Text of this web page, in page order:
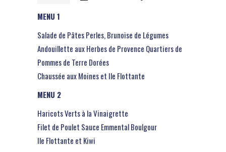
MENU 1
Salade de Pâtes Perles, Brunoise de Légumes
Andouillette aux Herbes de Provence Quartiers de
Pommes de Terre Dorées
Chaussée aux Moines et Ile Flottante
MENU 2
Haricots Verts à la Vinaigrette
Filet de Poulet Sauce Emmental Boulgour
Ile Flottante et Kiwi